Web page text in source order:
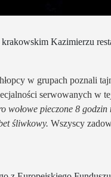
Kazimierzu
w grupach poznali
serwowanych w
wołowe pieczone 8 godzin
śliwkowy. Wszyscy